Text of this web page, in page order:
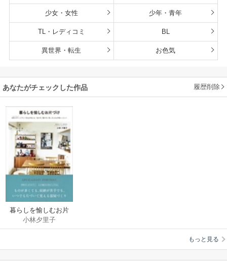
少女・女性 少年・青年
TL・レディコミ BL
異世界・転生 お色気
あなたがチェックした作品 履歴削除
暮らしを愉しむお片
づけ
小林夕里子
もっと見る